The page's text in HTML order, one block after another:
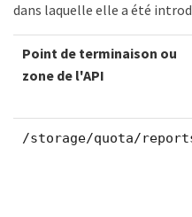
dans laquelle elle a été
Point de terminaison ou
zone de l'API
/storage/quota/